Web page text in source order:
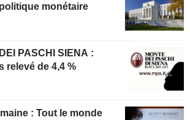
monétaire
PASCHI SIENA :
relevé de 4,4 %
: Tout le monde